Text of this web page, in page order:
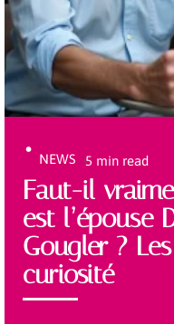
NEWS 5 min read
Faut-il
est l’épouse
Gougler ?
curiosité